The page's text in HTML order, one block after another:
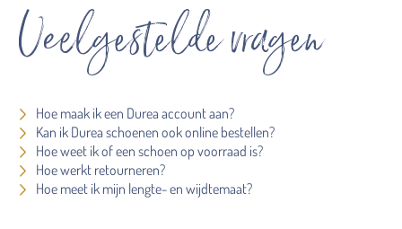
Veelgestelde vragen
Hoe maak ik een Durea account aan?
Kan ik Durea schoenen ook online bestellen?
Hoe weet ik of een schoen op voorraad is?
Hoe werkt retourneren?
Hoe meet ik mijn lengte- en wijdtemaat?